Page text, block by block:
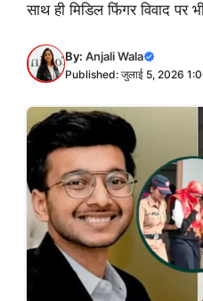
साथ ही मिडिल फिंगर विवाद पर
By: Anjali Wala
Published: जुलाई 5, 2026